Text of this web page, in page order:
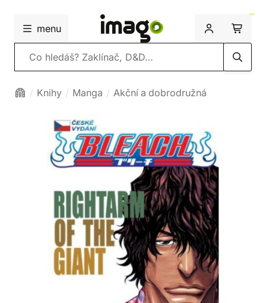
menu
Vyhledávání
Knihy Manga Akční a dobrodružná